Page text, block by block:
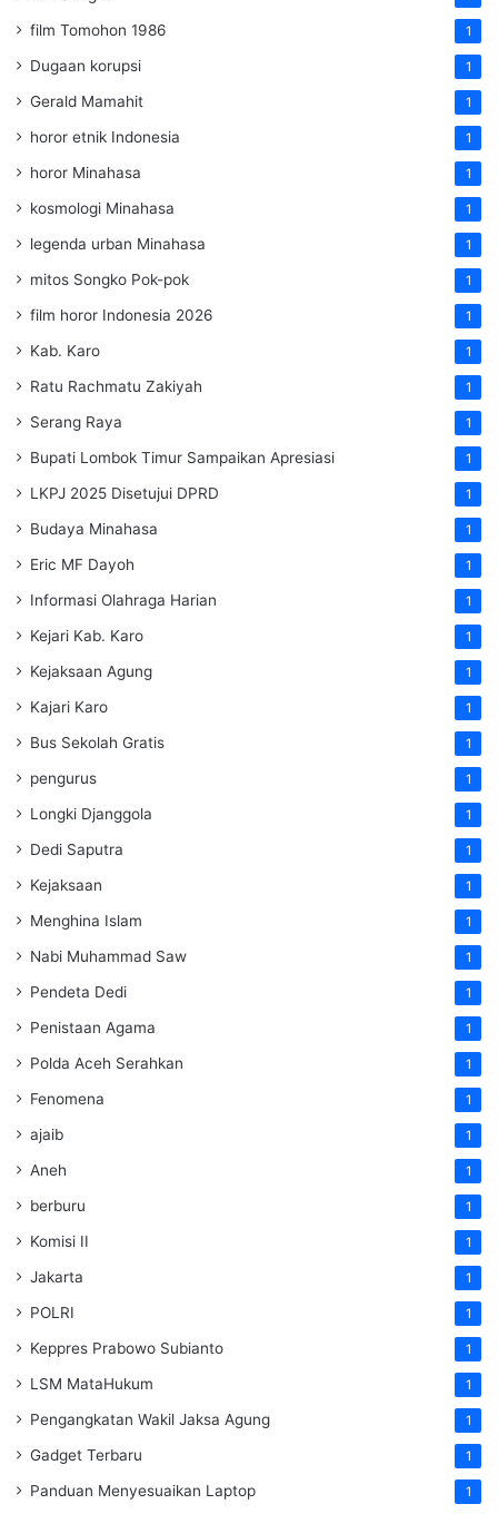
film Tomohon 1986 1
Dugaan korupsi 1
Gerald Mamahit 1
horor etnik Indonesia 1
horor Minahasa 1
kosmologi Minahasa 1
legenda urban Minahasa 1
mitos Songko Pok-pok 1
film horor Indonesia 2026 1
Kab. Karo 1
Ratu Rachmatu Zakiyah 1
Serang Raya 1
Bupati Lombok Timur Sampaikan Apresiasi 1
LKPJ 2025 Disetujui DPRD 1
Budaya Minahasa 1
Eric MF Dayoh 1
Informasi Olahraga Harian 1
Kejari Kab. Karo 1
Kejaksaan Agung 1
Kajari Karo 1
Bus Sekolah Gratis 1
pengurus 1
Longki Djanggola 1
Dedi Saputra 1
Kejaksaan 1
Menghina Islam 1
Nabi Muhammad Saw 1
Pendeta Dedi 1
Penistaan Agama 1
Polda Aceh Serahkan 1
Fenomena 1
ajaib 1
Aneh 1
berburu 1
Komisi II 1
Jakarta 1
POLRI 1
Keppres Prabowo Subianto 1
LSM MataHukum 1
Pengangkatan Wakil Jaksa Agung 1
Gadget Terbaru 1
Panduan Menyesuaikan Laptop 1